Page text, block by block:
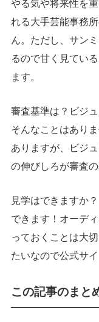
やる気や将来性を
れる大手芸能事務
ん。ただし、 サン
るので甘く見てい
ます。
審査基準は？ビジ
そんなことはありま
ありますが、ビジ
の伸びしろが審査
見学はできますか？
できます！オーデ
っておくことは大切
たいなので公式サ
この記事のまと